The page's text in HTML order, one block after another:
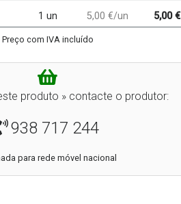
1 un 5,00 €/un 5,00 €
Preço com IVA incluído
produto » contacte o produtor:
938 717 244
para rede móvel nacional